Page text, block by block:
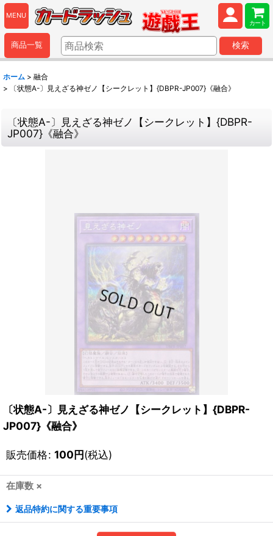
MENU
カート
商品一覧 検索
ホーム > 融合
>
〔状態A-〕見えざる神ゼノ【シークレット】{DBPR-JP007}《融合》
〔状態A-〕見えざる神ゼノ【シークレット】{DBPR-
JP007}《融合》
〔状態A-〕見えざる神ゼノ【シークレット】{DBPR-
JP007}《融合》
販売価格: 100円(税込)
在庫数 ×
返品特約に関する重要事項